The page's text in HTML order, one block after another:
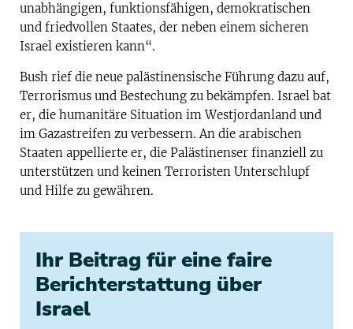
unabhängigen, funktionsfähigen, demokratischen
und friedvollen Staates, der neben einem sicheren
Israel existieren kann“.
Bush rief die neue palästinensische Führung dazu auf,
Terrorismus und Bestechung zu bekämpfen. Israel bat
er, die humanitäre Situation im Westjordanland und
im Gazastreifen zu verbessern. An die arabischen
Staaten appellierte er, die Palästinenser finanziell zu
unterstützen und keinen Terroristen Unterschlupf
und Hilfe zu gewähren.
Ihr Beitrag für eine faire
Berichterstattung über
Israel